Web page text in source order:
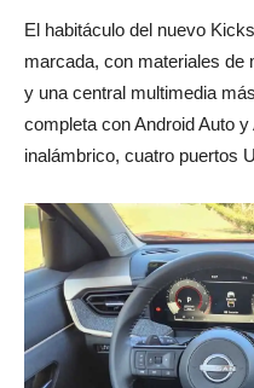
El habitáculo del nuevo
marcada, con materiales de
y una central multimedia
completa con Android Auto
inalámbrico, cuatro puertos